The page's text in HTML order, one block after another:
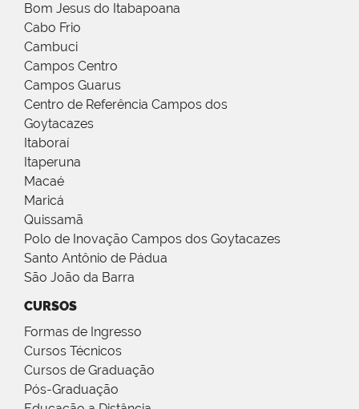
Bom Jesus do Itabapoana
Cabo Frio
Cambuci
Campos Centro
Campos Guarus
Centro de Referência Campos dos
Goytacazes
Itaboraí
Itaperuna
Macaé
Maricá
Quissamã
Polo de Inovação Campos dos Goytacazes
Santo Antônio de Pádua
São João da Barra
CURSOS
Formas de Ingresso
Cursos Técnicos
Cursos de Graduação
Pós-Graduação